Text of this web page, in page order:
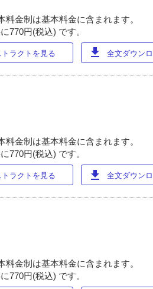
金制は基本料金に含まれます。
770円(税込) です。
トラクトを見る download 全文ダウン
金制は基本料金に含まれます。
770円(税込) です。
トラクトを見る download 全文ダウン
金制は基本料金に含まれます。
770円(税込) です。